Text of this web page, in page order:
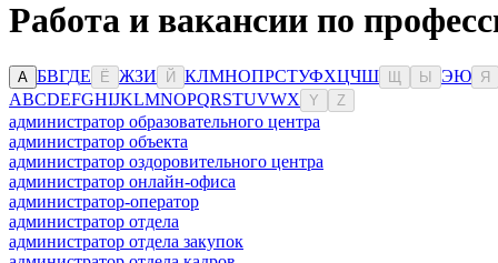
Работа и вакансии по
А БВГДЕ Ё ЖЗИ Й КЛМНОПРСТУФХЦЧШ Ы ЭЮ Я
ABCDEFGHIJKLMNOPQRSTUVWX Y Z
администратор образовательного центра
администратор объекта
администратор оздоровительного центра
администратор онлайн-офиса
администратор-оператор
администратор отдела
администратор отдела закупок